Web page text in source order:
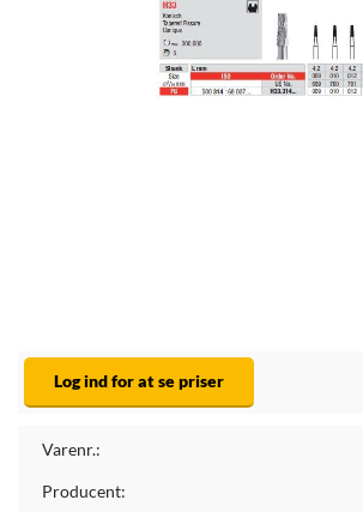
Log ind for at se priser
Varenr.:
Producent: